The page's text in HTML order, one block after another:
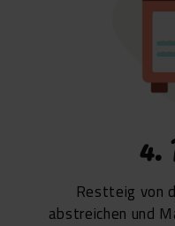
4.
Restteig von
abstreichen und